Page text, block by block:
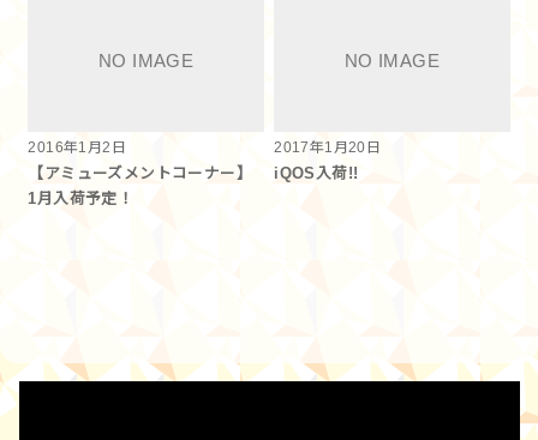
2016年1月2日
【アミューズメントコーナー】
1月入荷予定！
2017年1月20日
iQOS入荷!!